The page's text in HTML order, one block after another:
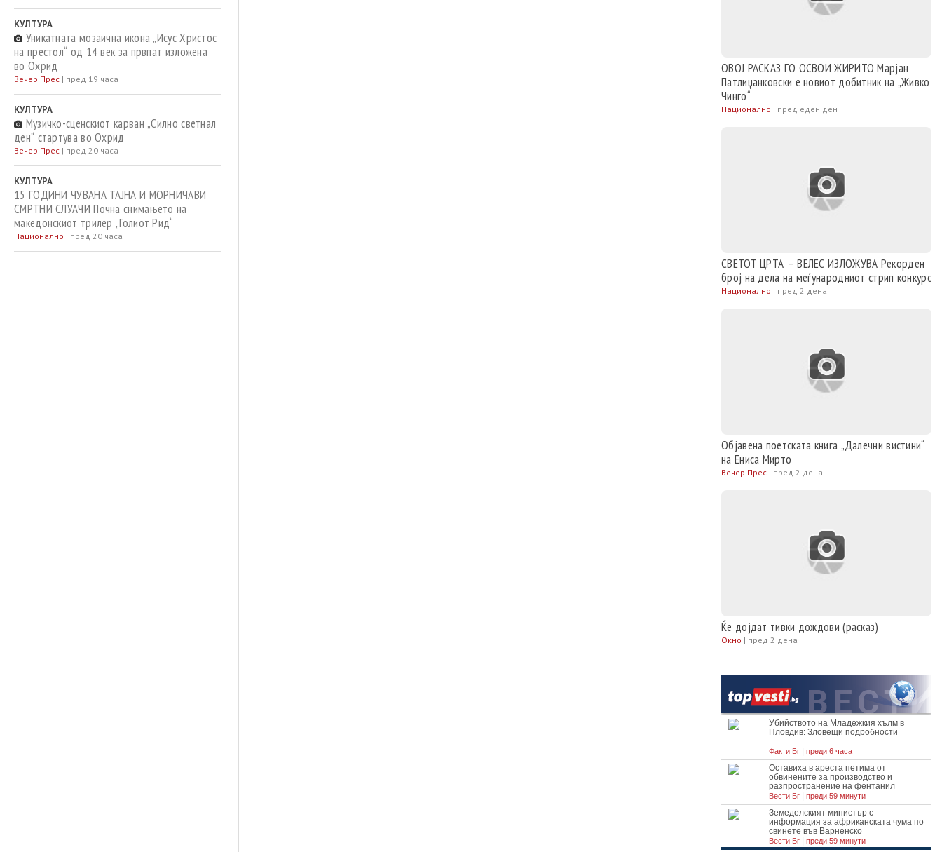
КУЛТУРА
Уникатната мозаична икона „Исус Христос
на престол“ од 14 век за првпат изложена
во Охрид
Вечер Прес | пред 19 часа
КУЛТУРА
Музичко-сценскиот карван „Силно светнал
ден“ стартува во Охрид
Вечер Прес | пред 20 часа
КУЛТУРА
15 ГОДИНИ ЧУВАНА ТАЈНА И МОРНИЧАВИ
СМРТНИ СЛУАЧИ Почна снимањето на
македонскиот трилер „Голиот Рид“
Национално | пред 20 часа
ОВОЈ РАСКАЗ ГО ОСВОИ ЖИРИТО Марјан
Патлиџанковски е новиот добитник на „Живко
Чинго“
Национално | пред еден ден
СВЕТОТ ЦРТА – ВЕЛЕС ИЗЛОЖУВА Рекорден
број на дела на меѓународниот стрип конкурс
Национално | пред 2 дена
Објавена поетската книга „Далечни вистини“
на Ениса Мирто
Вечер Прес | пред 2 дена
Ќе дојдат тивки дождови (расказ)
Окно | пред 2 дена